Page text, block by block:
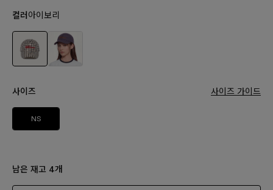
컬러 아이보리
사이즈 사이즈 가이드
NS
남은 재고 4개